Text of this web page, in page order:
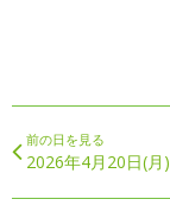
前の日を見る
2026年4月20日(月)